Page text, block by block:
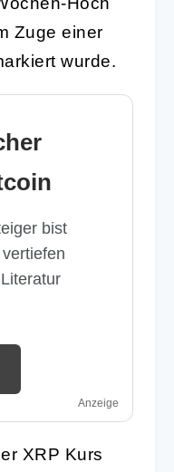
Zuge einer
wurde.
bist
Anzeige
XRP Kurs